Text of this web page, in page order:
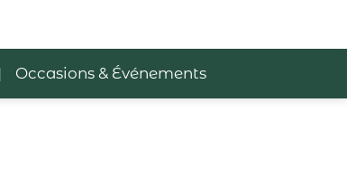
Occasions & Événements